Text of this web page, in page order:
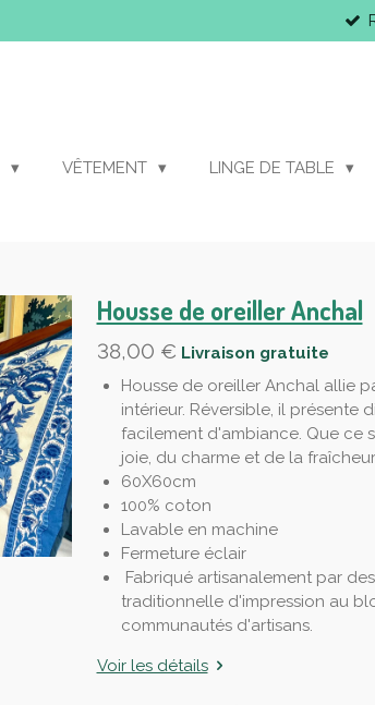
VÊTEMENT LINGE DE TABLE
Housse de oreiller Anchal
38,00 € Livraison gratuite
Housse de oreiller Anchal allie
intérieur. Réversible, il présente
facilement d'ambiance. Que ce
joie, du charme et de la
60X60cm
100% coton
Lavable en machine
Fermeture éclair
Fabriqué artisanalement par
traditionnelle d'impression au
communautés d'artisans.
Voir les détails